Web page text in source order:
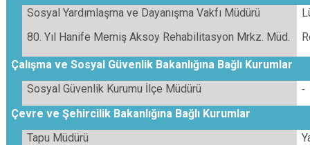
Sosyal Yardımlaşma ve Dayanışma Vakfı Müdürü
80. Yıl Hanife Memiş Aksoy Rehabilitasyon Mrkz. Müd.
Çalışma ve Sosyal Güvenlik Bakanlığına Bağlı Kurumlar
Sosyal Güvenlik Kurumu İlçe Müdürü
-
Çevre ve Şehircilik Bakanlığına Bağlı Kurumlar
Tapu Müdürü